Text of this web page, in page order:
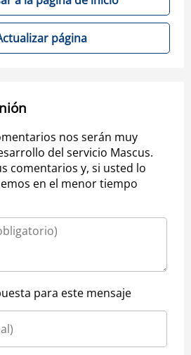
página
nos serán muy
del servicio Mascus.
comentarios y, si usted lo
en el menor tiempo
para este mensaje